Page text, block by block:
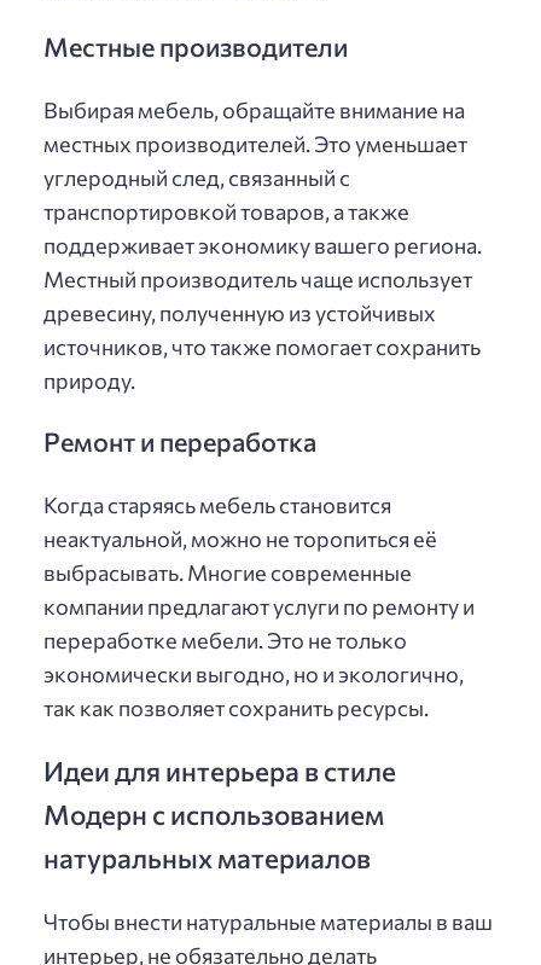
Местные производители
Выбирая мебель, обращайте внимание на
местных производителей. Это уменьшает
углеродный след, связанный с
транспортировкой товаров, а также
поддерживает экономику вашего региона.
Местный производитель чаще использует
древесину, полученную из устойчивых
источников, что также помогает сохранить
природу.
Ремонт и переработка
Когда старяясь мебель становится
неактуальной, можно не торопиться её
выбрасывать. Многие современные
компании предлагают услуги по ремонту и
переработке мебели. Это не только
экономически выгодно, но и экологично,
так как позволяет сохранить ресурсы.
Идеи для интерьера в стиле
Модерн с использованием
натуральных материалов
Чтобы внести натуральные материалы в ваш
интерьер, не обязательно делать